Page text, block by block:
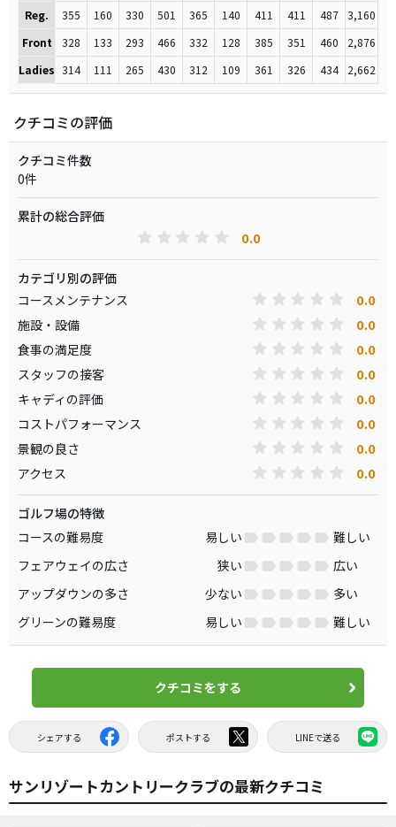
Reg.
355 160 330 501 365 140 411 411 487
3,160
Front
328 133 293 466 332 128 385 351 460
2,876
Ladies 314 111 265 430 312 109 361 326 434 2,662
クチコミの評価
クチコミ件数
0件
累計の総合評価
0.0
カテゴリ別の評価
コースメンテナンス
0.0
施設・設備 0.0
食事の満足度 0.0
スタッフの接客 0.0
キャディの評価 0.0
コストパフォーマンス 0.0
景観の良さ 0.0
アクセス 0.0
ゴルフ場の特徴
コースの難易度
易しい
難しい
フェアウェイの広さ
狭い
広い
アップダウンの多さ
少ない
多い
グリーンの難易度
易しい 難しい
クチコミをする
シェアする ポストする LINEで送る
サンリゾートカントリークラブの最新クチコミ